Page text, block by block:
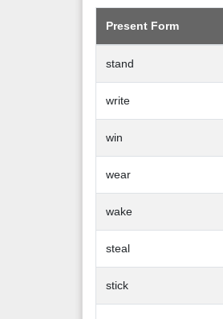
Present Form
stand
write
win
wear
wake
steal
stick